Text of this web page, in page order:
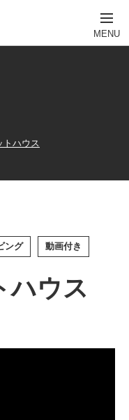
トハウス
ング 動画付き
ハウス